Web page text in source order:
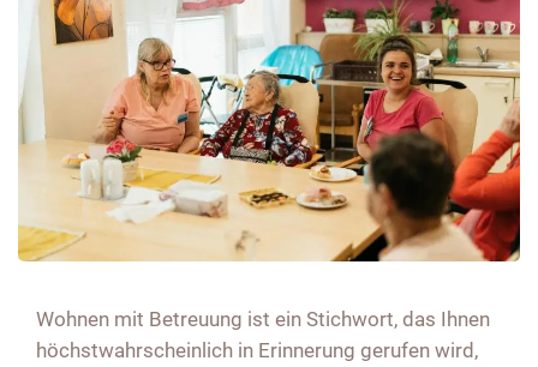
Wohnen mit Betreuung ist ein Stichwort, das Ihnen
höchstwahrscheinlich in Erinnerung gerufen wird,